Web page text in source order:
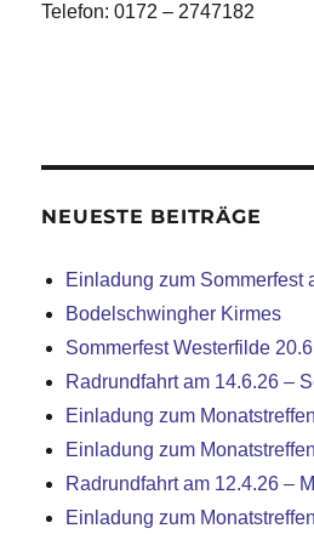
Telefon: 0172 – 2747182
NEUESTE BEITRÄGE
Einladung zum Sommerfest
Bodelschwingher Kirmes
Sommerfest Westerfilde
Radrundfahrt am 14.6.26 –
Einladung zum
Einladung zum
Radrundfahrt am 12.4.26 –
Einladung zum